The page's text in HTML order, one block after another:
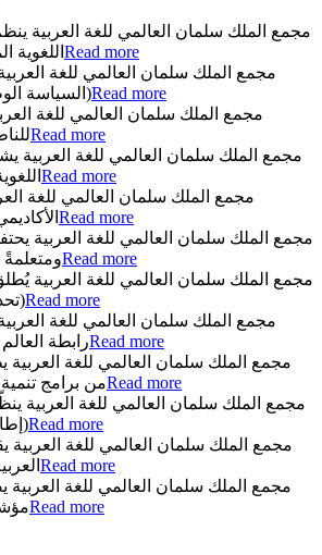
مجمع الملك سلمان العالمي للغة العربية
اللغوية Read more
مجمع الملك سلمان العالمي للغة
(السياسةRead more
مجمع الملك سلمان العالمي للغة
Read more
مجمع الملك سلمان العالمي للغة العربية
Read more
مجمع الملك سلمان العالمي للغة
Read more
Read more
مجمع الملك سلمان العالمي للغة العربية
Read more
مجمع الملك سلمان العالمي للغة
رابطةRead more
مجمع الملك سلمان العالمي للغة
من برامجRead more
مجمع الملك سلمان العالمي للغة العربية
Read more
مجمع الملك سلمان العالمي للغة العربية
Read more
مجمع الملك سلمان العالمي للغة العربية
Read more